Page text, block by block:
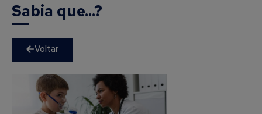
Sabia que...?
Voltar